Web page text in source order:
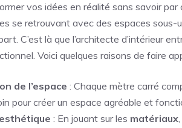
vos idées en réalité sans savoir
se retrouvant avec des espaces sous-
C’est là que l’architecte d’intérieur
Voici quelques raisons de faire
de l’espace : Chaque mètre carré
pour créer un espace agréable et
: En jouant sur les matériaux